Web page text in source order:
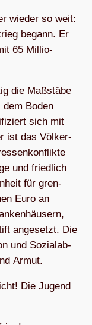
wie­der so weit:
begann. Er
65 Mil­lio­
die Maß­stäbe
Boden
sich mit
ist das Völ­ker­
und fried­lich
für gren­
Euro an
ange­setzt. Die
und Sozi­al­ab­
Armut.
Die Jugend